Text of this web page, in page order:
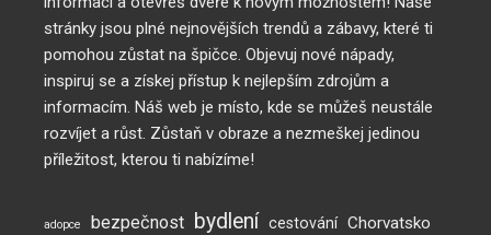
stránky jsou plné nejnovějších trendů a zábavy, které ti
pomohou zůstat na špičce. Objevuj nové nápady,
inspiruj se a získej přístup k nejlepším zdrojům a
informacím. Náš web je místo, kde se můžeš neustále
rozvíjet a růst. Zůstaň v obraze a nezmeškej jedinou
příležitost, kterou ti nabízíme!
adopce bezpečnost bydlení cestování Chorvatsko